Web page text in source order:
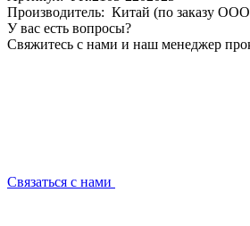
Производитель: Китай (по заказу
У вас есть вопросы?
Свяжитесь с нами и наш менеджер
Связаться с нами